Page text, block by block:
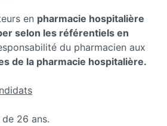
en pharmacie hospitalière
selon les référentiels en
du pharmacien aux
de la pharmacie hospitalière.
26 ans.